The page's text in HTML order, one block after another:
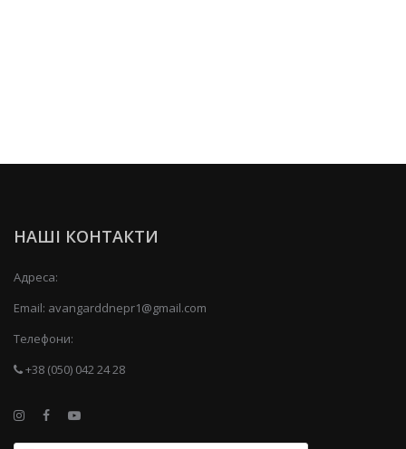
НАШІ КОНТАКТИ
Адреса:
Email: avangarddnepr1@gmail.com
Телефони:
+38 (050) 042 24 28